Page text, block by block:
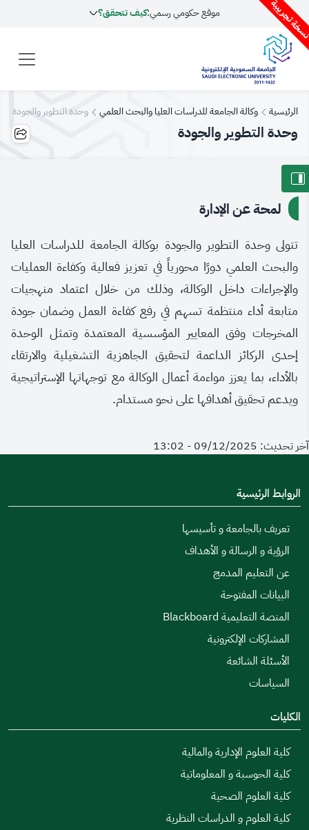
تجريبية موقع حكومي رسمي:كيف تتحقق؟
الرئيسية وكالة الجامعة للدراسات العليا والبحث العلمي وحدة التطوير والجودة
وحدة التطوير والجودة
لمحة عن الإدارة
تتولى وحدة التطوير والجودة بوكالة الجامعة للدراسات العليا
والبحث العلمي دورًا محورياً في تعزيز فعالية وكفاءة العمليات
والإجراءات داخل الوكالة، وذلك من خلال اعتماد منهجيات
متابعة أداء منتظمة تسهم في رفع كفاءة العمل وضمان جودة
المخرجات وفق المعايير المؤسسية المعتمدة وتمثل الوحدة
إحدى الركائز الداعمة لتحقيق الجاهزية التشغيلية والارتقاء
بالأداء، بما يعزز مواءمة أعمال الوكالة مع توجهاتها الإستراتيجية
ويدعم تحقيق أهدافها على نحو مستدام.
آخر تحديث: 09/12/2025 - 13:02
الروابط الرئيسية
تعريف بالجامعة و تأسيسها
الرؤية و الرسالة و الأهداف
عن التعليم المدمج
البيانات المفتوحة
المنصة التعليمية Blackboard
المشاركات الإلكترونية
الأسئلة الشائعة
السياسات
الكليات
كلية العلوم الإدارية والمالية
كلية الحوسبة و المعلوماتية
كلية العلوم الصحية
كلية العلوم و الدراسات النظرية